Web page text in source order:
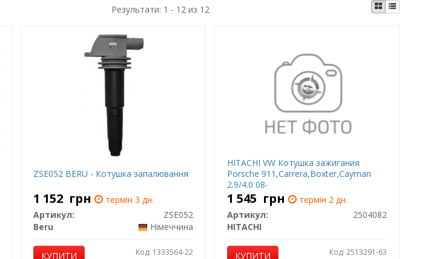
Результати: 1 - 12 из 12
ZSE052 BERU - Котушка запалювання
1 152 грн
термін 3 дн.
Артикул:
ZSE052
Beru
Німеччина
КУПИТИ Код: 1333564-22
HITACHI VW Котушка зажигания
Porsche 911,Carrera,Boxter,Cayman
2.9/4.0 08-
1 545 грн
термін 2 дн.
Артикул:
2504082
HITACHI
КУПИТИ Код: 2513291-63